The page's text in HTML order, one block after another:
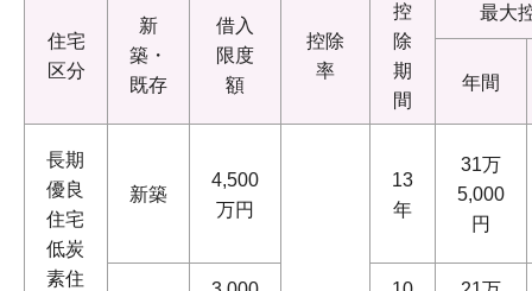
住宅
区分
新
築・
既存
借入
限度
額
控除
率
控
除
期
間
最大
年間
長期
優良
住宅
低炭
素住
新築
4,500
万円
13
年
31万
5,000
円